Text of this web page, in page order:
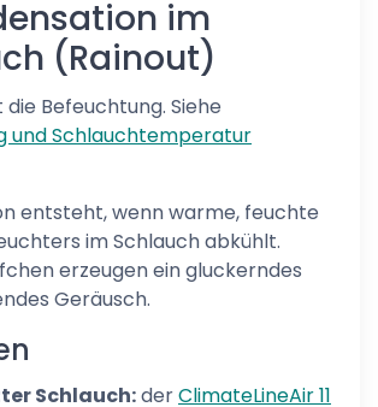
im
(Rainout)
die Befeuchtung. Siehe
und Schlauchtemperatur
entsteht, wenn warme, feuchte
im Schlauch abkühlt.
erzeugen ein gluckerndes
Geräusch.
Schlauch:derClimateLineAir 11